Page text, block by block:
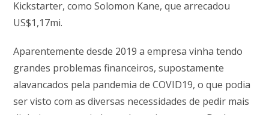
Kickstarter, como Solomon Kane, que arrecadou
US$1,17mi.
Aparentemente desde 2019 a empresa vinha tendo
grandes problemas financeiros, supostamente
alavancados pela pandemia de COVID19, o que podia
ser visto com as diversas necessidades de pedir mais